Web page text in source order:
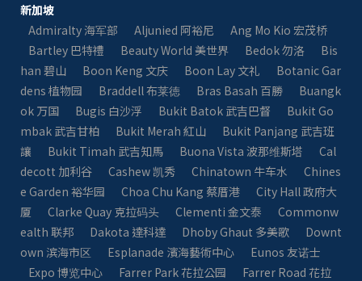
新加坡
Admiralty 海军部
Aljunied 阿裕尼
Ang Mo Kio 宏茂桥
Bartley 巴特禮
Beauty World 美世界 Bedok 勿洛
Bis
han 碧山
Boon Keng 文庆 Boon Lay 文礼
Botanic Gar
dens 植物园
Braddell 布莱徳 Bras Basah 百勝
Buangk
ok 万国
Bugis 白沙浮 Bukit Batok 武吉巴督
Bukit Go
mbak 武吉甘柏
Bukit Merah 紅山
Bukit Panjang 武吉班
讓
Bukit Timah 武吉知馬 Buona Vista 波那维斯塔
Cal
decott 加利谷
Cashew 凯秀 Chinatown 牛车水
Chines
e Garden 裕华园
Choa Chu Kang 蔡厝港
City Hall 政府大
厦
Clarke Quay 克拉码头 Clementi 金文泰
Commonw
ealth 联邦
Dakota 達科達 Dhoby Ghaut 多美歌
Downt
own 滨海市区
Esplanade 濱海藝術中心
Eunos 友诺士
Expo 博览中心
Farrer Park 花拉公园
Farrer Road 花拉